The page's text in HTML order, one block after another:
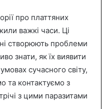
про платтяних
важкі часи. Ці
створюють проблеми
знати, як їх виявити
сучасного світу,
та контактуємо з
з цими паразитами